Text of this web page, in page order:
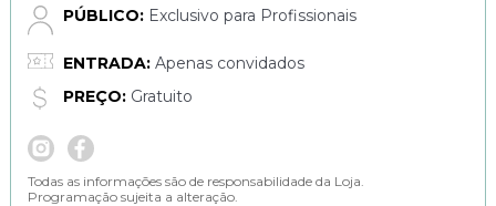
PÚBLICO:Exclusivo para Profissionais
ENTRADA:Apenas convidados
PREÇO:Gratuito
Todas as informações são de responsabilidade da Loja.
Programação sujeita a alteração.